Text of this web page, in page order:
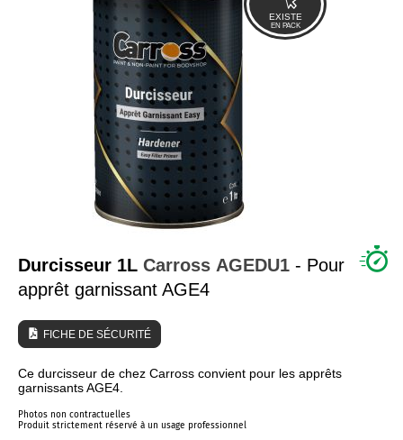
PREPARATION / PEINTURE / FINITION
CONSOMMABLE CARROSSERIE
OUTILLAGE CARROSSERIE
ÉQUIPEMENT ATELIER CARROSSERIE
INSTALLATION LABO
TUTORIEL & CONSEILS
EXISTE
EN PACK
Durcisseur 1L Carross AGEDU1 - Pour
apprêt garnissant AGE4
FICHE DE SÉCURITÉ
Ce durcisseur de chez Carross convient pour les apprêts
garnissants AGE4.
Photos non contractuelles
Produit strictement réservé à un usage professionnel